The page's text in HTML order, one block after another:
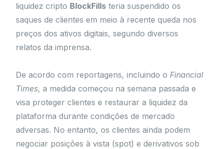
liquidez cripto BlockFills teria suspendido os
saques de clientes em meio à recente queda nos
preços dos ativos digitais, segundo diversos
relatos da imprensa.
De acordo com reportagens, incluindo o Financial
Times, a medida começou na semana passada e
visa proteger clientes e restaurar a liquidez da
plataforma durante condições de mercado
adversas. No entanto, os clientes ainda podem
negociar posições à vista (spot) e derivativos sob